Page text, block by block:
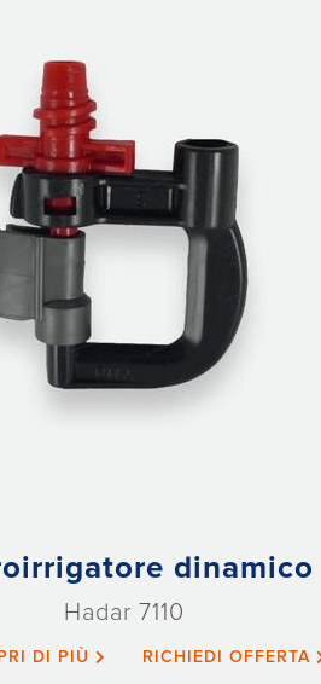
dinamico
Hadar 7110
DI PIÙ RICHIEDI OFFERTA